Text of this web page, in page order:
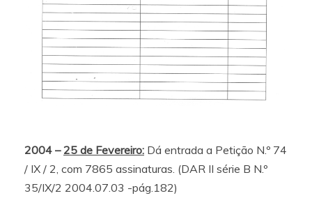
2004 – 25 de Fevereiro: Dá entrada a Petição N.º 74
/ IX / 2, com 7865 assinaturas. (DAR II série B N.º
35/IX/2 2004.07.03 -pág.182)